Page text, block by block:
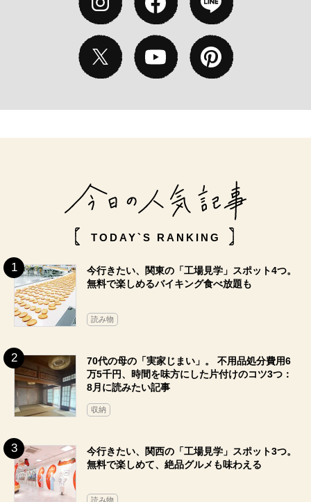
TODAY`S RANKING
今行きたい、関東の「工場見学」スポット4つ。
無料で楽しめるバイキング食べ放題も
読み物
70代の母の「実家じまい」。 不用品処分費用6
万5千円、時間を味方にした片付けのコツ3つ：
8月に読みたい記事
収納
今行きたい、関西の「工場見学」スポット3つ。
無料で楽しめて、絶品グルメも味わえる
読み物